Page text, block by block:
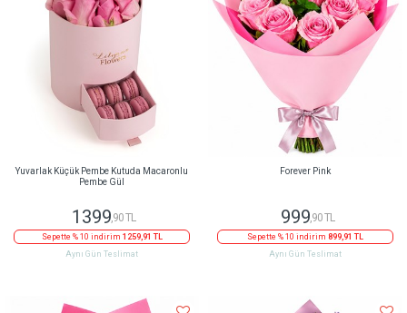
Yuvarlak Küçük Pembe Kutuda Macaronlu
Pembe Gül
1399 ,90 TL
Sepette % 10 indirim 1259,91 TL
Aynı Gün Teslimat
Forever Pink
999,90 TL
Sepette % 10 indirim 899,91 TL
Aynı Gün Teslimat